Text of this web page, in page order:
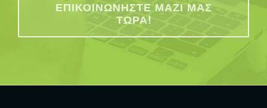
ΕΠΙΚΟΙΝΩΝΉΣΤΕ ΜΑΖΊ ΜΑΣ
ΤΏΡΑ!